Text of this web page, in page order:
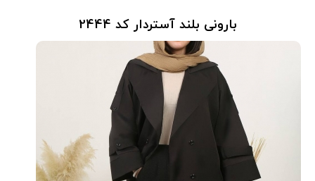
بارونی بلند آستردار کد 2444